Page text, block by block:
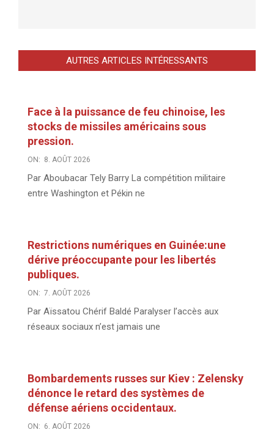
AUTRES ARTICLES INTÉRESSANTS
Face à la puissance de feu chinoise, les
stocks de missiles américains sous
pression.
ON: 8. AOÛT 2026
Par Aboubacar Tely Barry La compétition militaire
entre Washington et Pékin ne
Restrictions numériques en Guinée:une
dérive préoccupante pour les libertés
publiques.
ON: 7. AOÛT 2026
Par Aïssatou Chérif Baldé Paralyser l’accès aux
réseaux sociaux n’est jamais une
Bombardements russes sur Kiev : Zelensky
dénonce le retard des systèmes de
défense aériens occidentaux.
ON: 6. AOÛT 2026